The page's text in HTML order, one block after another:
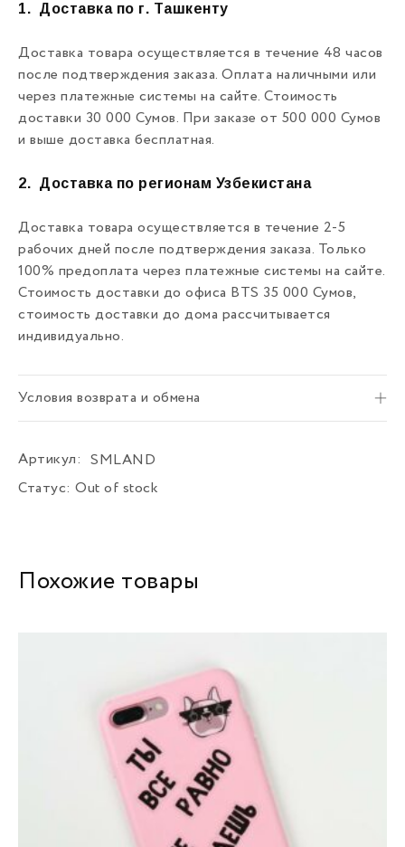
1. Доставка по г. Ташкенту
Доставка товара осуществляется в течение 48 часов
после подтверждения заказа. Оплата наличными или
через платежные системы на сайте. Стоимость
доставки 30 000 Сумов. При заказе от 500 000 Сумов
и выше доставка бесплатная.
2. Доставка по регионам Узбекистана
Доставка товара осуществляется в течение 2-5
рабочих дней после подтверждения заказа. Только
100% предоплата через платежные системы на сайте.
Стоимость доставки до офиса BTS 35 000 Сумов,
стоимость доставки до дома рассчитывается
индивидуально.
Условия возврата и обмена
Артикул:
SMLAND
Статус: Out of stock
Похожие товары